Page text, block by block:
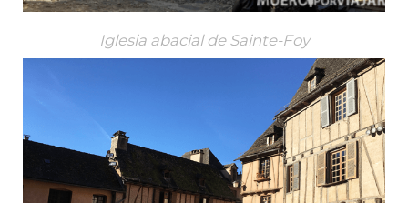
Iglesia abacial de Sainte-Foy